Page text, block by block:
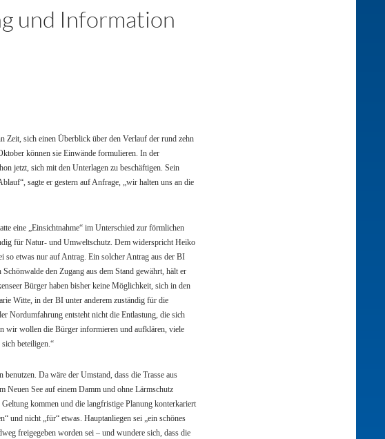
und Information
Zeit, sich einen Überblick über den Verlauf der rund zehn
können sie Einwände formulieren. In der
jetzt, sich mit den Unterlagen zu beschäftigen. Sein
sagte er gestern auf Anfrage, „wir halten uns an die
eine „Einsichtnahme“ im Unterschied zur förmlichen
für Natur- und Umweltschutz. Dem widerspricht Heiko
so etwas nur auf Antrag. Ein solcher Antrag aus der BI
den Zugang aus dem Stand gewährt, hält er
Bürger haben bisher keine Möglichkeit, sich in den
Witte, in der BI unter anderem zuständig für die
Nordumfahrung entsteht nicht die Entlastung, die sich
wir wollen die Bürger informieren und aufklären, viele
beteiligen.“
Da wäre der Umstand, dass die Trasse aus
Neuen See auf einem Damm und ohne Lärmschutz
kommen und die langfristige Planung konterkariert
und nicht „für“ etwas. Hauptanliegen sei „ein schönes
freigegeben worden sei – und wundere sich, dass die